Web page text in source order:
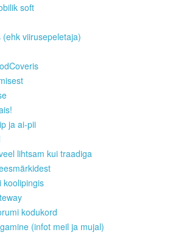
soft
viirusepeletaja)
ja ai-pii
lihtsam kui traadiga
koolipingis
kodukord
(infot meil ja mujal)